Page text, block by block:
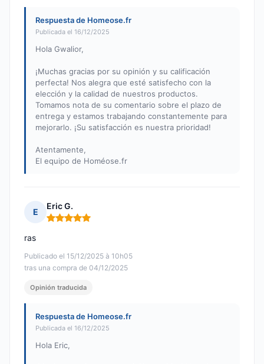
Respuesta de Homeose.fr
Publicada el 16/12/2025
Hola Gwalior,
¡Muchas gracias por su opinión y su calificación
perfecta! Nos alegra que esté satisfecho con la
elección y la calidad de nuestros productos.
Tomamos nota de su comentario sobre el plazo de
entrega y estamos trabajando constantemente para
mejorarlo. ¡Su satisfacción es nuestra prioridad!
Atentamente,
El equipo de Homéose.fr
E
Eric G.
Nota: 5 de 5
Publicado el 15/12/2025 à 10h05
tras una compra de 04/12/2025
ras
Opinión traducida
Respuesta de Homeose.fr
Publicada el 16/12/2025
Hola Eric,